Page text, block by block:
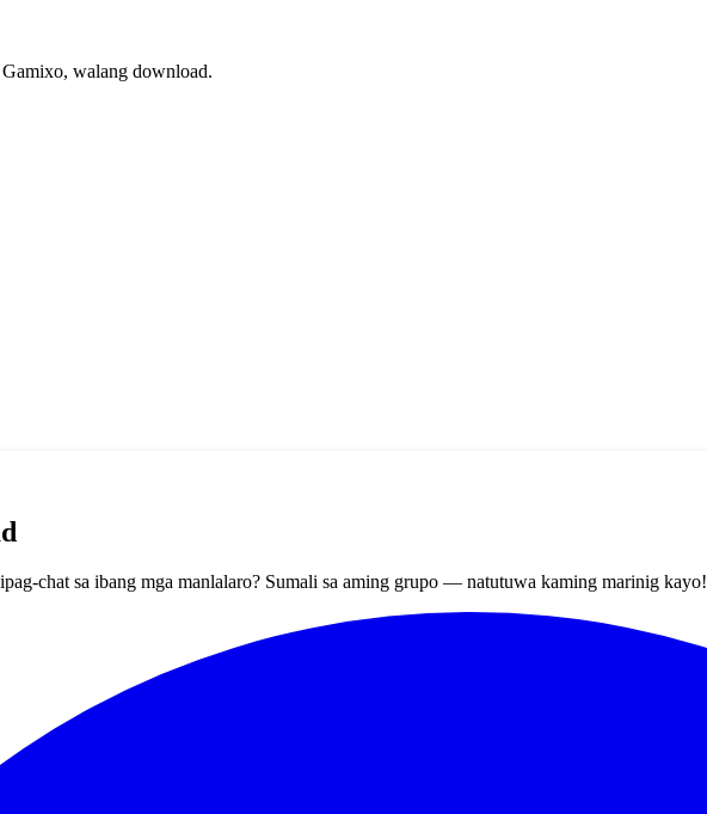
walang download.
chat sa ibang mga manlalaro? Sumali sa aming grupo — natutuwa kaming marinig kayo!